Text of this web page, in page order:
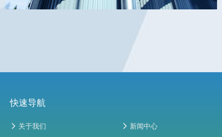
快速导航
넲 关于我们 넲 新闻中心